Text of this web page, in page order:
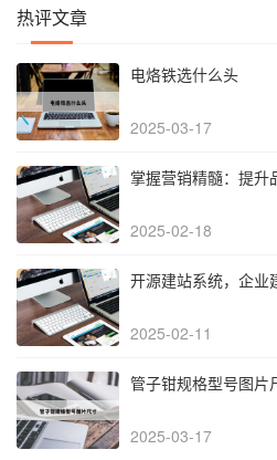
热评文章
电烙铁选什么头
2025-03-17
掌握营销精髓：提升
2025-02-18
开源建站系统，企业
2025-02-11
管子钳规格型号图片
2025-03-17